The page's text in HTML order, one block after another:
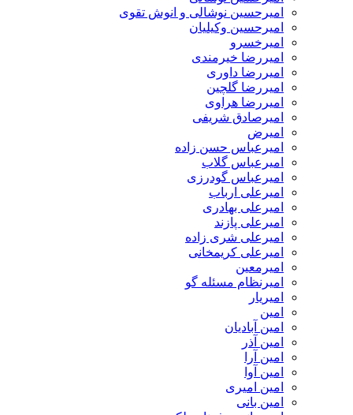
امیرحسین نوشالی و انوش تقوی
امیرحسین وکیلیان
امیرخسرو
امیررضا خیرمندی
امیررضا داوری
امیررضا گلچین
امیررضا هراوی
امیرصادق شریفی
امیرض
امیرعباس حسن زاده
امیرعباس گلاب
امیرعباس گودرزی
امیرعلی ارباب
امیرعلی بهادری
امیرعلی پازند
امیرعلی شری زاده
امیرعلی کریمخانی
امیرمعین
امیرنظام مسئله گو
امیریار
امین
امین آبادیان
امین آذر
امین آرا
امین آوا
امین امیری
امین بانی